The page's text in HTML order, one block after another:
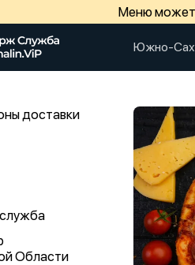
Меню может
Южно-
доставки
Области